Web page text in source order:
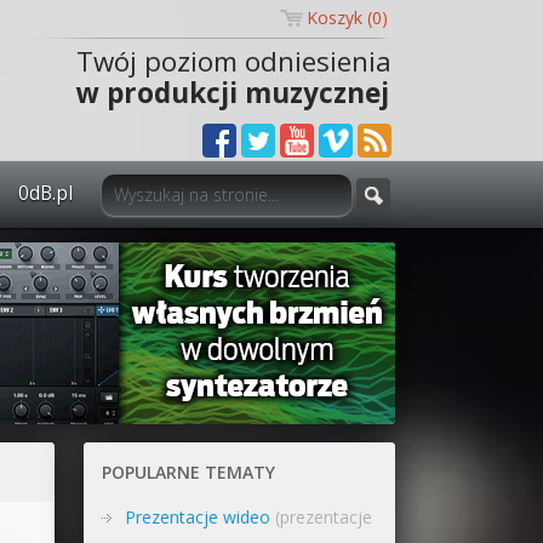
Koszyk (0)
Twój poziom odniesienia
w produkcji muzycznej
0dB.pl
0dB.pl - informacje
Newsletter
Materiały dla mediów
Archiwum aktualności
POPULARNE TEMATY
Prezentacje wideo (prezentacje